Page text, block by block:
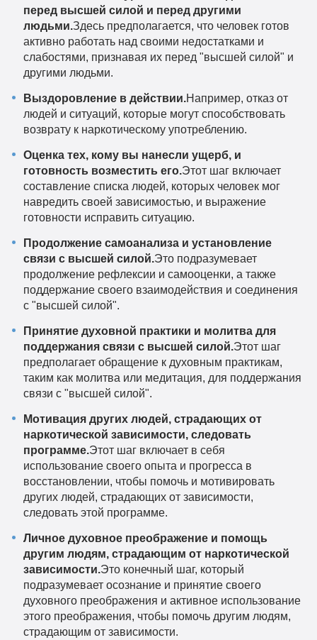
перед высшей силой и перед другими
людьми.Здесь предполагается, что человек готов
активно работать над своими недостатками и
слабостями, признавая их перед "высшей силой" и
другими людьми.
Выздоровление в действии.Например, отказ от
людей и ситуаций, которые могут способствовать
возврату к наркотическому употреблению.
Оценка тех, кому вы нанесли ущерб, и
готовность возместить его.Этот шаг включает
составление списка людей, которых человек мог
навредить своей зависимостью, и выражение
готовности исправить ситуацию.
Продолжение самоанализа и установление
связи с высшей силой.Это подразумевает
продолжение рефлексии и самооценки, а также
поддержание своего взаимодействия и соединения
с "высшей силой".
Принятие духовной практики и молитва для
поддержания связи с высшей силой.Этот шаг
предполагает обращение к духовным практикам,
таким как молитва или медитация, для поддержания
связи с "высшей силой".
Мотивация других людей, страдающих от
наркотической зависимости, следовать
программе.Этот шаг включает в себя
использование своего опыта и прогресса в
восстановлении, чтобы помочь и мотивировать
других людей, страдающих от зависимости,
следовать этой программе.
Личное духовное преображение и помощь
другим людям, страдающим от наркотической
зависимости.Это конечный шаг, который
подразумевает осознание и принятие своего
духовного преображения и активное использование
этого преображения, чтобы помочь другим людям,
страдающим от зависимости.